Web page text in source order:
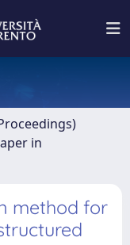
in
method for